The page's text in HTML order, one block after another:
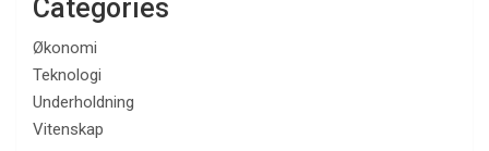
Categories
Økonomi
Teknologi
Underholdning
Vitenskap